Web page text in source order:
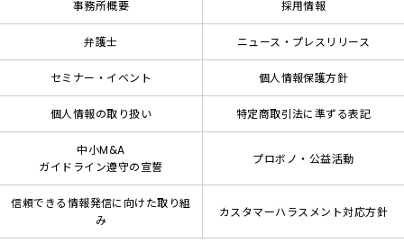
事務所概要 採用情報
弁護士 ニュース・プレスリリース
セミナー・イベント 個人情報保護方針
個人情報の取り扱い 特定商取引法に準ずる表記
中小M&A
ガイドライン遵守の宣誓
プロボノ・公益活動
信頼できる情報発信に向けた取り組
み
カスタマーハラスメント対応方針